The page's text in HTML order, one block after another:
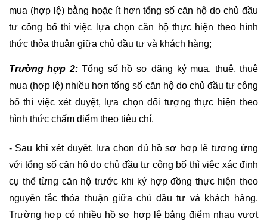
mua (hợp lệ) bằng hoặc ít hơn tổng số căn hộ do chủ đầu
tư công bố thì việc lựa chọn căn hộ thực hiện theo hình
thức thỏa thuận giữa chủ đầu tư và khách hàng;
Trường hợp 2: Tổng số hồ sơ đăng ký mua, thuê, thuê
mua (hợp lệ) nhiều hơn tổng số căn hộ do chủ đầu tư công
bố thì việc xét duyệt, lựa chọn đối tượng thực hiện theo
hình thức chấm điểm theo tiêu chí.
- Sau khi xét duyệt, lựa chọn đủ hồ sơ hợp lệ tương ứng
với tổng số căn hộ do chủ đầu tư công bố thì việc xác định
cụ thể từng căn hộ trước khi ký hợp đồng thực hiện theo
nguyên tắc thỏa thuận giữa chủ đầu tư và khách hàng.
Trường hợp có nhiều hồ sơ hợp lệ bằng điểm nhau vượt